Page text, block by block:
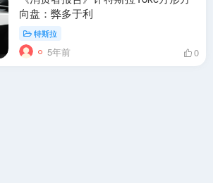
向盘：弊多于利
特斯拉
5年前 0